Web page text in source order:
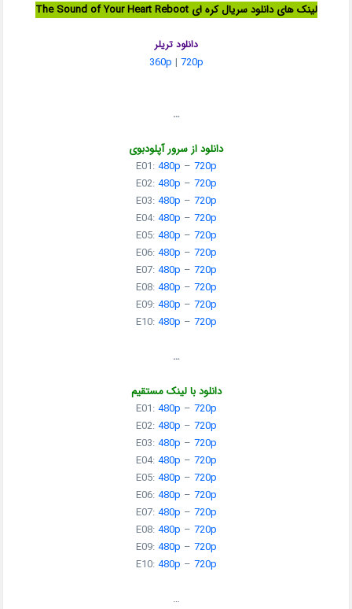
لینک های دانلود سریال کره ای The Sound of Your Heart Reboot
دانلود تریلر
360p | 720p
…
دانلود از سرور آپلودبوی
E01:480p – 720p
E02:480p – 720p
E03:480p – 720p
E04:480p – 720p
E05:480p – 720p
E06:480p – 720p
E07:480p – 720p
E08:480p – 720p
E09:480p – 720p
E10:480p – 720p
…
دانلود با لینک مستقیم
E01:480p – 720p
E02:480p – 720p
E03:480p – 720p
E04:480p – 720p
E05:480p – 720p
E06:480p – 720p
E07:480p – 720p
E08:480p – 720p
E09:480p – 720p
E10:480p – 720p
…